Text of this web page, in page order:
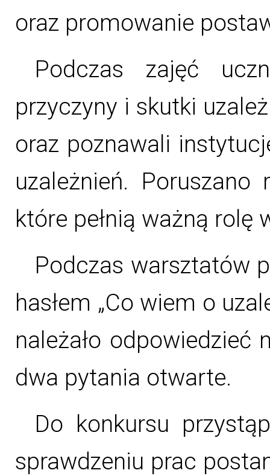
oraz promowanie
Podczas zajęć
przyczyny i skutki
oraz poznawali
uzależnień.
które pełnią ważną rolę
Podczas warsztatów
hasłem „Co wiem o
należało
dwa pytania otwarte.
Do konkursu
sprawdzeniu prac